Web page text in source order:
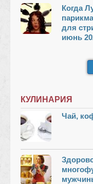
Когда
для
июнь
КУЛИНАРИЯ
Чай,